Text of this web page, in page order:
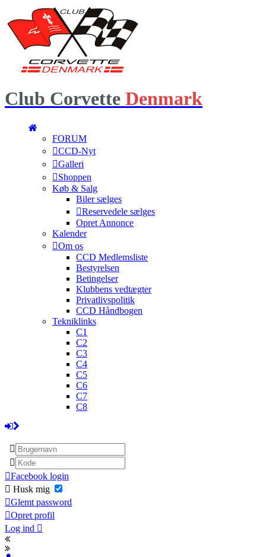
Club Corvette Denmark
FORUM
CCD-Nyt
Galleri
Shoppen
Køb & Salg
Biler sælges
Reservedele sælges
Opret Annonce
Kalender
Om os
CCD Medlemsliste
Bestyrelsen
Betingelser
Klubbens vedtægter
Privatlivspolitik
CCD Håndbogen
Tekniklinks
C1
C2
C3
C4
C5
C6
C7
C8
Facebook login
Husk mig
Glemt password
Opret profil
Log ind